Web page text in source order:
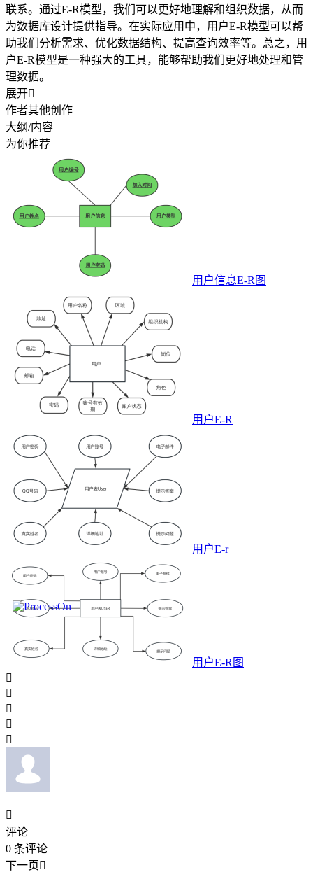
联系。通过E-R模型，我们可以更好地理解和组织数据，从而
为数据库设计提供指导。在实际应用中，用户E-R模型可以帮
助我们分析需求、优化数据结构、提高查询效率等。总之，用
户E-R模型是一种强大的工具，能够帮助我们更好地处理和管
理数据。
展开
作者其他创作
大纲/内容
为你推荐
用户信息E-R图
用户E-R
用户E-r
用户E-R图






评论
0 条评论
下一页